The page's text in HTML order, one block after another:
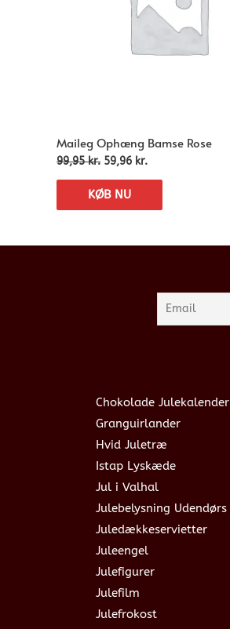
Maileg Ophæng Bamse Rose
99,95kr. 59,96 kr.
KØB NU
Chokolade Julekalender
Granguirlander
Hvid Juletræ
Istap Lyskæde
Jul i Valhal
Julebelysning Udendørs
Juledækkeservietter
Juleengel
Julefigurer
Julefilm
Julefrokost